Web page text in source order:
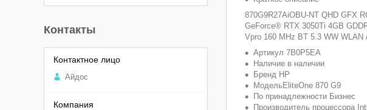
870G9R27AiOBU-NT QHD GFX
GeForce® RTX 3050Ti 4GB
Vpro 160 MHz BT 5.3 WW
Артикул 7B0P5EA
Наличие в наличии
Бренд HP
МодельEliteOne 870 G9
По принадлежности Бизнес
Производитель процессора
Контакты
Aйдоc